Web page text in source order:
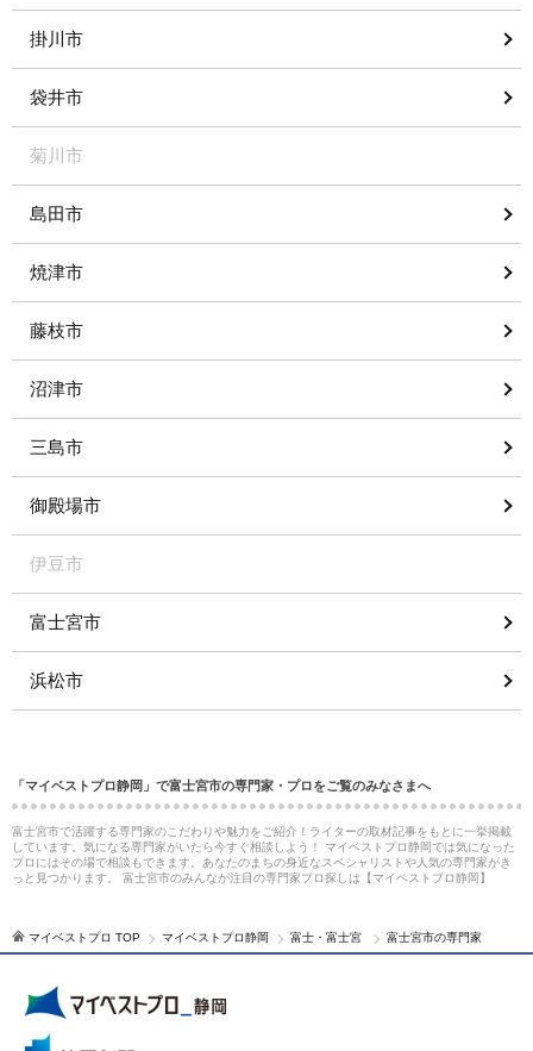
掛川市
袋井市
菊川市
島田市
焼津市
藤枝市
沼津市
三島市
御殿場市
伊豆市
富士宮市
浜松市
「マイベストプロ静岡」で富士宮市の専門家・プロをご覧のみなさまへ
富士宮市で活躍する専門家のこだわりや魅力をご紹介！ライターの取材記事をもとに一挙掲載
しています。気になる専門家がいたら今すぐ相談しよう！ マイベストプロ静岡では気になった
プロにはその場で相談もできます。あなたのまちの身近なスペシャリストや人気の専門家がき
っと見つかります。 富士宮市のみんなが注目の専門家プロ探しは【マイベストプロ静岡】
マイベストプロ TOP マイベストプロ静岡 富士・富士宮 富士宮市の専門家